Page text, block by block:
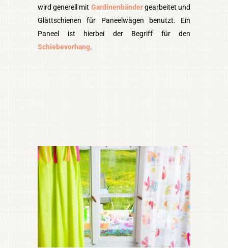
wird generell mit Gardinenbändergearbeitet und
Glättschienen für Paneelwägen benutzt. Ein
Paneel ist hierbei der Begriff für den
Schiebevorhang.